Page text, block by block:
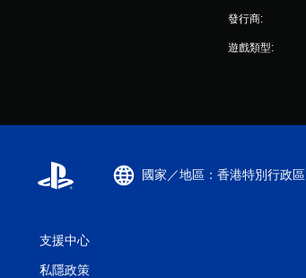
發行商:
遊戲類型:
國家／地區：香港特別行政區
支援中心
私隱政策